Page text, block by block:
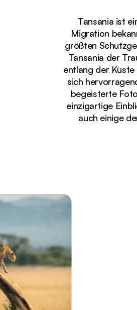
Tansania ist
Migration
größten
Tansania der
entlang der
sich
begeisterte
einzigartige
auch einige